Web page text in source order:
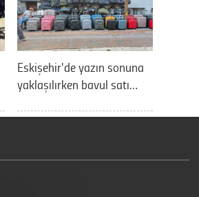
Eskişehir'de yazın sonuna
yaklaşılırken bavul satı…